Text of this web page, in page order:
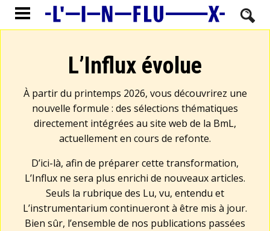
L’Influx évolue
À partir du printemps 2026, vous découvrirez une
nouvelle formule : des sélections thématiques
directement intégrées au site web de la BmL,
actuellement en cours de refonte.
D’ici-là, afin de préparer cette transformation,
L’Influx ne sera plus enrichi de nouveaux articles.
Seuls la rubrique des Lu, vu, entendu et
L’instrumentarium continueront à être mis à jour.
Bien sûr, l’ensemble de nos publications passées